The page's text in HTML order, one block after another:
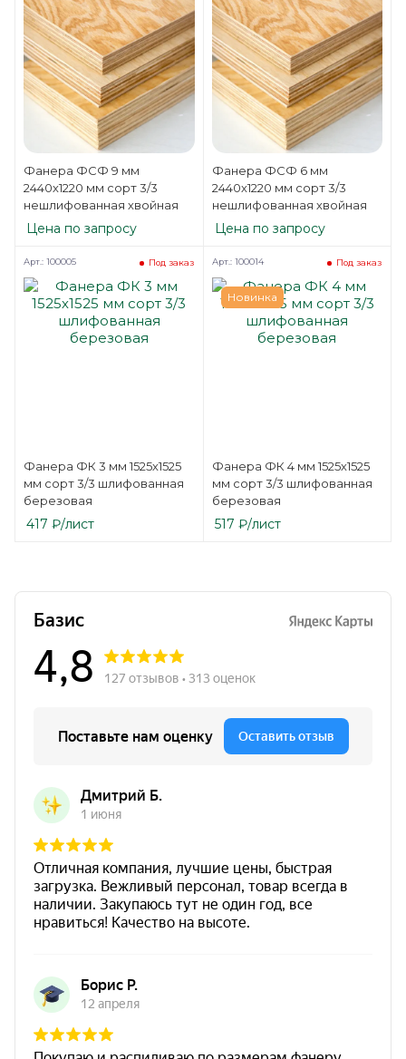
Фанера ФСФ 9 мм
2440х1220 мм сорт 3/3
нешлифованная хвойная
Цена по запросу
Фанера ФСФ 6 мм
2440х1220 мм сорт 3/3
нешлифованная хвойная
Цена по запросу
Фанера ФК 3 мм 1525х1525
мм сорт 3/3 шлифованная
березовая
Под заказ
Арт.: 100005
417 ₽/лист
Новинка
Фанера ФК 4 мм 1525х1525
мм сорт 3/3 шлифованная
березовая
Под заказ
Арт.: 100014
517 ₽/лист